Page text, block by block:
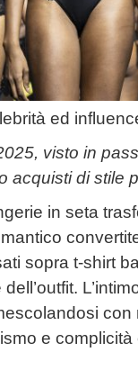
ed
visto in
acquisti di stile
in seta
sopra t-shirt
con
e